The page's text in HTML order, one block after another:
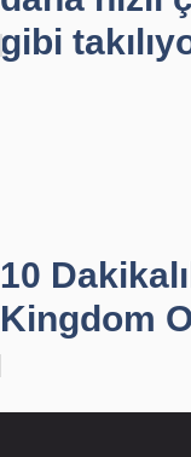
gibi
10
Kingdom